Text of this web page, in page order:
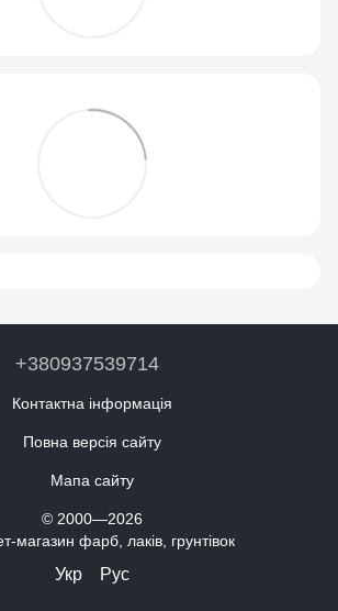
+380937539714
Контактна інформація
Повна версія сайту
Мапа сайту
© 2000—2026
магазин фарб, лаків, грунтівок
Укр Рус